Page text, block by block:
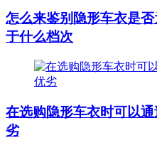
怎么来鉴别隐形车衣是
于什么档次
在选购隐形车衣时可以
劣